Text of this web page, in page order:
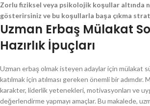
Zorlu fiziksel veya psikolojik koşullar altında
gösterirsiniz ve bu koşullarla başa çıkma
Uzman Erbaş Mülakat
Hazırlık İpuçları
Uzman erbaş olmak isteyen adaylar için mülakat
katılmak için atılması gereken önemli bir adımdır.
karakter, liderlik yetenekleri, motivasyonları ve
değerlendirme yapmayı amaçlar. Bu makalede,